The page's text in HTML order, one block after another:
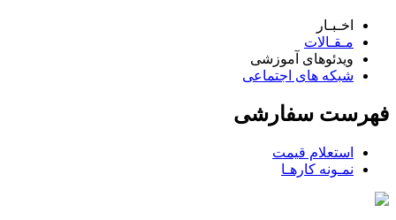
اخـبـار
مـقـالات
ویدئوهای آموزشی
شبکه های اجتماعی
فهرست سفارشی
استعلام قیمت
نمـونه کارهـا